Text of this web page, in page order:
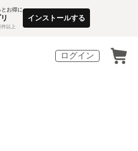
とお得に
件以上
インストールする
ログイン